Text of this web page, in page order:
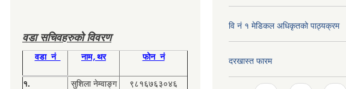
वडा सचिवहरुको विवरण
वडा नं नाम,थर फोन नं
१. सुशिला नेम्वाङ्ग
९८१६७६३०४६
वि नं १ मेडिकल अधिकृतको पाठ्यक्रम
दरखास्त फारम